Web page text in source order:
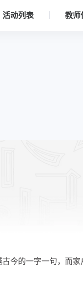
活动列表 教师
今的一字一句，而